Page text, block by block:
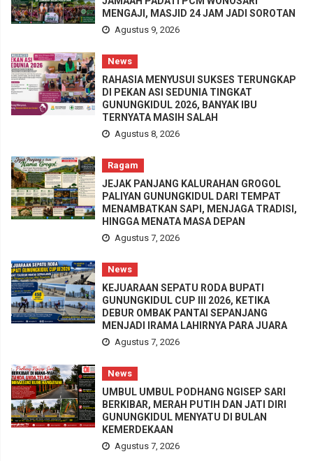
MENGAJI, MASJID 24 JAM JADI SOROTAN
Agustus 9, 2026
News
RAHASIA MENYUSUI SUKSES TERUNGKAP
DI PEKAN ASI SEDUNIA TINGKAT
GUNUNGKIDUL 2026, BANYAK IBU
TERNYATA MASIH SALAH
Agustus 8, 2026
Ragam
JEJAK PANJANG KALURAHAN GROGOL
PALIYAN GUNUNGKIDUL DARI TEMPAT
MENAMBATKAN SAPI, MENJAGA TRADISI,
HINGGA MENATA MASA DEPAN
Agustus 7, 2026
News
KEJUARAAN SEPATU RODA BUPATI
GUNUNGKIDUL CUP III 2026, KETIKA
DEBUR OMBAK PANTAI SEPANJANG
MENJADI IRAMA LAHIRNYA PARA JUARA
Agustus 7, 2026
News
UMBUL UMBUL PODHANG NGISEP SARI
BERKIBAR, MERAH PUTIH DAN JATI DIRI
GUNUNGKIDUL MENYATU DI BULAN
KEMERDEKAAN
Agustus 7, 2026